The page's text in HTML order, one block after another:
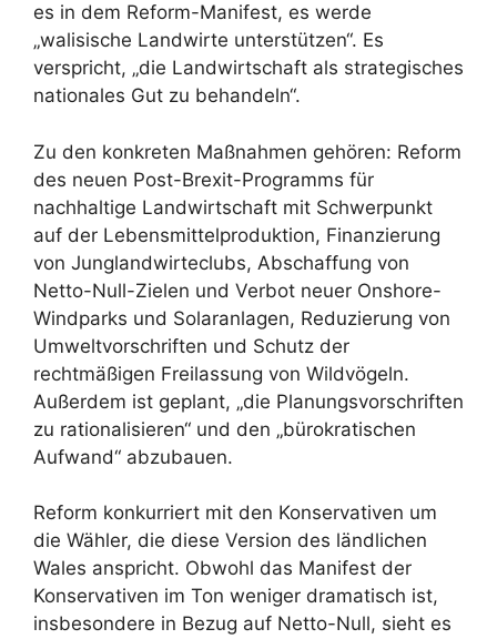
es in dem Reform-Manifest, es werde
„walisische Landwirte unterstützen“. Es
verspricht, „die Landwirtschaft als strategisches
nationales Gut zu behandeln“.
Zu den konkreten Maßnahmen gehören: Reform
des neuen Post-Brexit-Programms für
nachhaltige Landwirtschaft mit Schwerpunkt
auf der Lebensmittelproduktion, Finanzierung
von Junglandwirteclubs, Abschaffung von
Netto-Null-Zielen und Verbot neuer Onshore-
Windparks und Solaranlagen, Reduzierung von
Umweltvorschriften und Schutz der
rechtmäßigen Freilassung von Wildvögeln.
Außerdem ist geplant, „die Planungsvorschriften
zu rationalisieren“ und den „bürokratischen
Aufwand“ abzubauen.
Reform konkurriert mit den Konservativen um
die Wähler, die diese Version des ländlichen
Wales anspricht. Obwohl das Manifest der
Konservativen im Ton weniger dramatisch ist,
insbesondere in Bezug auf Netto-Null, sieht es